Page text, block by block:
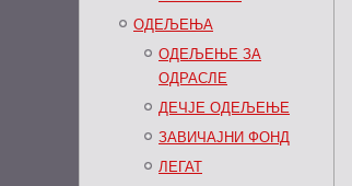
ОДЕЉЕЊА
ОДЕЉЕЊЕ ЗА
ОДРАСЛЕ
ДЕЧЈЕ ОДЕЉЕЊЕ
ЗАВИЧАЈНИ ФОНД
ЛЕГАТ